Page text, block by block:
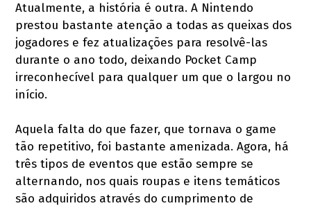
Atualmente, a história é outra. A Nintendo
prestou bastante atenção a todas as queixas dos
jogadores e fez atualizações para resolvê-las
durante o ano todo, deixando Pocket Camp
irreconhecível para qualquer um que o largou no
início.
Aquela falta do que fazer, que tornava o game
tão repetitivo, foi bastante amenizada. Agora, há
três tipos de eventos que estão sempre se
alternando, nos quais roupas e itens temáticos
são adquiridos através do cumprimento de